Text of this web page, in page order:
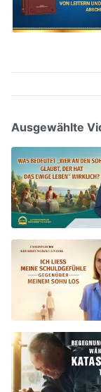
Ausgewählte